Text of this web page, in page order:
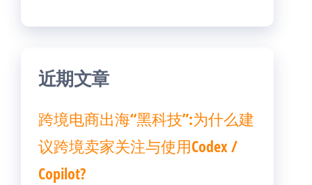
近期文章
跨境电商出海“黑科技”:为什么建
议跨境卖家关注与使用Codex /
Copilot?